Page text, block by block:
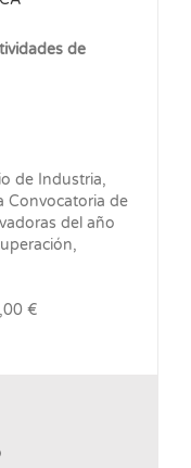
de
de Industria,
Convocatoria de
del año
€